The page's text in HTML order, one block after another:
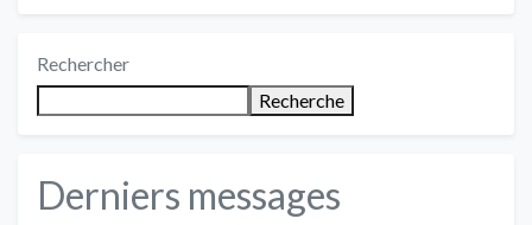
Rechercher
Recherche
Derniers messages